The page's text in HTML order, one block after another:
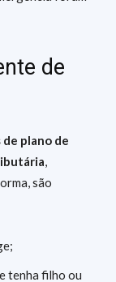
de
plano de
são
tenha filho ou